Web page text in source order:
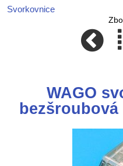
Svorkovnice
WAGO
bezšroubová